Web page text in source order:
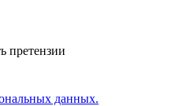
претензии
данных.